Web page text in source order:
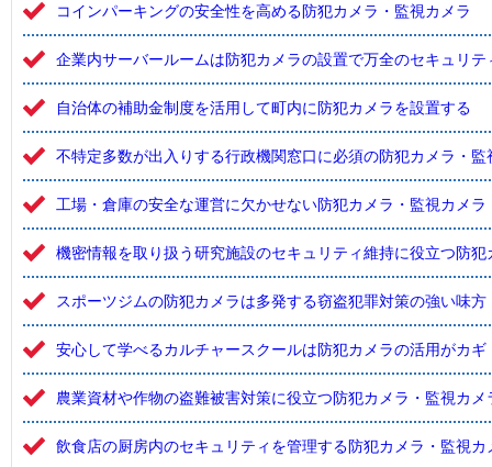
コインパーキングの安全性を高める防犯カメラ・監視カメラ
企業内サーバールームは防犯カメラの設置で万全のセキュリテ
自治体の補助金制度を活用して町内に防犯カメラを設置する
不特定多数が出入りする行政機関窓口に必須の防犯カメラ・監
工場・倉庫の安全な運営に欠かせない防犯カメラ・監視カメラ
機密情報を取り扱う研究施設のセキュリティ維持に役立つ防
スポーツジムの防犯カメラは多発する窃盗犯罪対策の強い味方
安心して学べるカルチャースクールは防犯カメラの活用がカギ
農業資材や作物の盗難被害対策に役立つ防犯カメラ・監視カメ
飲食店の厨房内のセキュリティを管理する防犯カメラ・監視カ